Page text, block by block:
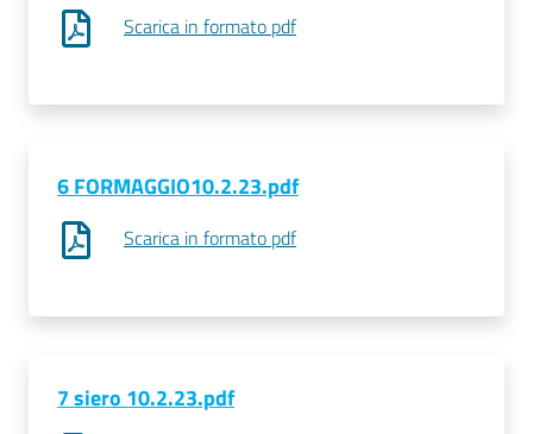
Seguici
Scarica in formato pdf
6 FORMAGGIO10.2.23.pdf
Scarica in formato pdf
7 siero 10.2.23.pdf